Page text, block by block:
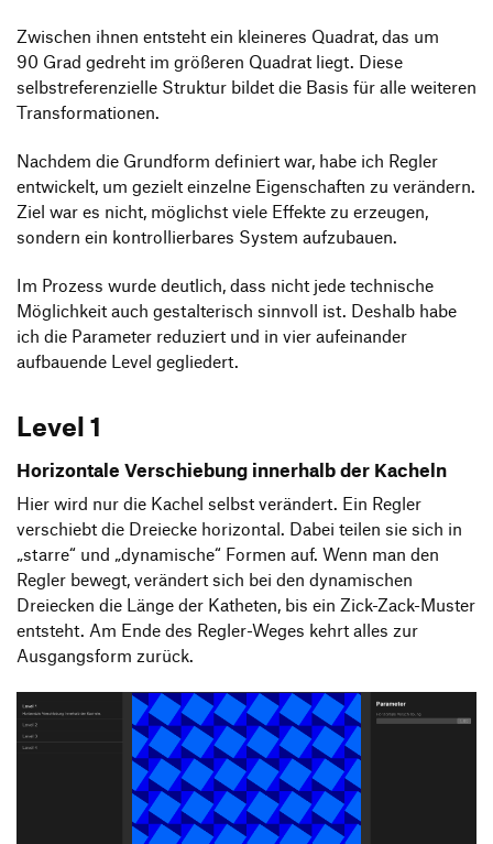
Zwischen ihnen entsteht ein kleineres Quadrat, das um
90 Grad gedreht im größeren Quadrat liegt. Diese
selbstreferenzielle Struktur bildet die Basis für alle weiteren
Transformationen.
Nachdem die Grundform definiert war, habe ich Regler
entwickelt, um gezielt einzelne Eigenschaften zu verändern.
Ziel war es nicht, möglichst viele Effekte zu erzeugen,
sondern ein kontrollierbares System aufzubauen.
Im Prozess wurde deutlich, dass nicht jede technische
Möglichkeit auch gestalterisch sinnvoll ist. Deshalb habe
ich die Parameter reduziert und in vier aufeinander
aufbauende Level gegliedert.
Level 1
Horizontale Verschiebung innerhalb der Kacheln
Hier wird nur die Kachel selbst verändert. Ein Regler
verschiebt die Dreiecke horizontal. Dabei teilen sie sich in
„starre“ und „dynamische“ Formen auf. Wenn man den
Regler bewegt, verändert sich bei den dynamischen
Dreiecken die Länge der Katheten, bis ein Zick-Zack-Muster
entsteht. Am Ende des Regler-Weges kehrt alles zur
Ausgangsform zurück.